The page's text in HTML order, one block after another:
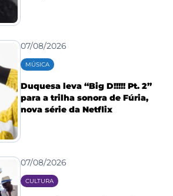
07/08/2026
MÚSICA
Duquesa leva “Big D!!!!! Pt. 2”
para a trilha sonora de Fúria,
nova série da Netflix
07/08/2026
CULTURA